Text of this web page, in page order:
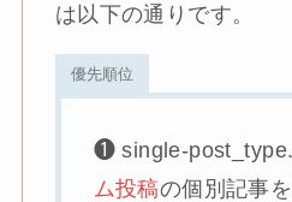
は以下の通りです。
優先順位
❶ single-
ム投稿の個別記事